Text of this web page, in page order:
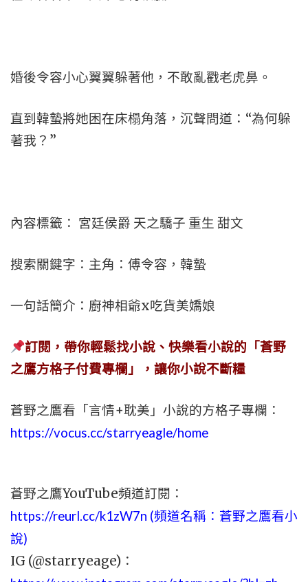
婚後令容小心翼翼躲著他，不敢亂戳老虎鼻。
直到韓蟄將她困在床榻角落，沉聲問道：“為何躲
著我？”
內容標籤： 宮廷侯爵 天之驕子 重生 甜文
搜索關鍵字：主角：傅令容，韓蟄
一句話簡介：廚神相爺x吃貨美嬌娘
訂閱，帶你輕鬆找小說、快樂看小說的「蒼野
之鷹方格子付費專欄」，讓你小說不斷糧
蒼野之鷹看「言情+耽美」小說的方格子專欄：
https://vocus.cc/starryeagle/home
蒼野之鷹YouTube頻道訂閱：
https://reurl.cc/k1zW7n (頻道名稱：蒼野之鷹看小
說)
IG (@starryeage)：